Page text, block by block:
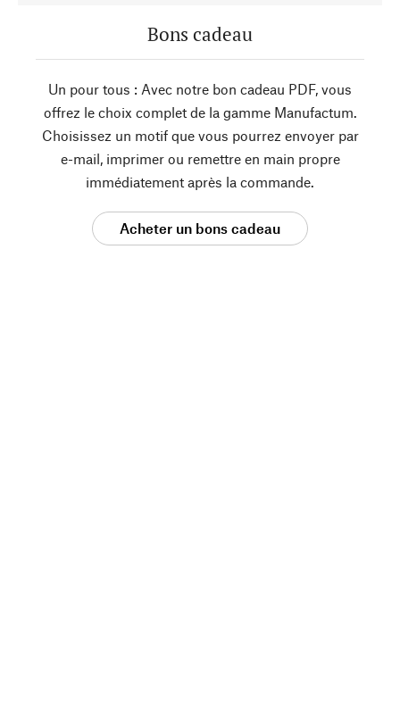
Bons cadeau
Un pour tous : Avec notre bon cadeau PDF, vous
offrez le choix complet de la gamme Manufactum.
Choisissez un motif que vous pourrez envoyer par
e-mail, imprimer ou remettre en main propre
immédiatement après la commande.
Acheter un bons cadeau